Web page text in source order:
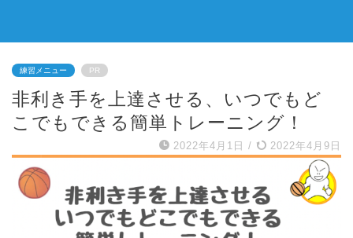
練習メニュー PR
非利き手を上達させる、いつでもど
こでもできる簡単トレーニング！
2022年4月1日 / 2022年4月9日